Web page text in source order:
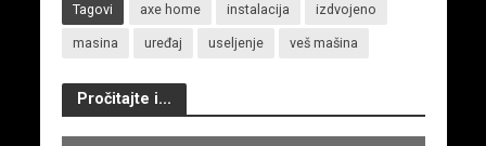
Tagovi axe home instalacija izdvojeno
masina uređaj useljenje veš mašina
Pročitajte i...